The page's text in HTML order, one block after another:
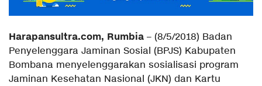
Harapansultra.com, Rumbia – (8/5/2018) Badan
Penyelenggara Jaminan Sosial (BPJS) Kabupaten
Bombana menyelenggarakan sosialisasi program
Jaminan Kesehatan Nasional (JKN) dan Kartu